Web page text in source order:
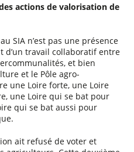
actions de valorisation de
SIA n’est pas une présence
d’un travail collaboratif entre
et bien
et le Pôle agro-
une Loire forte, une Loire
une Loire qui se bat pour
qui se bat aussi pour
ait refusé de voter et